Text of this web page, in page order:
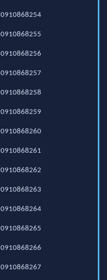
0910868254
0910868255
0910868256
0910868257
0910868258
0910868259
0910868260
0910868261
0910868262
0910868263
0910868264
0910868265
0910868266
0910868267